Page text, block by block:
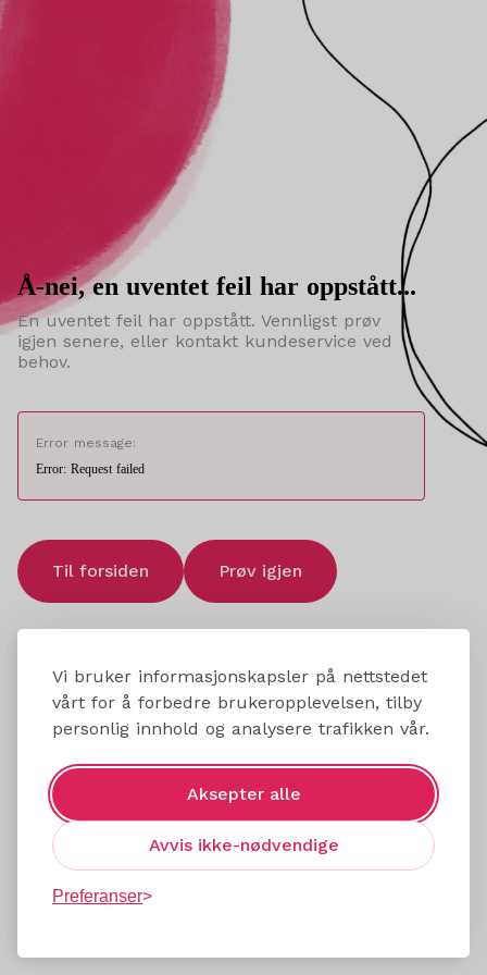
Vi bruker informasjonskapsler på nettstedet
vårt for å forbedre brukeropplevelsen, tilby
personlig innhold og analysere trafikken vår.
Aksepter alle
Avvis ikke-nødvendige
Preferanser
Å-nei, en uventet feil har oppstått...
En uventet feil har oppstått. Vennligst prøv
igjen senere, eller kontakt kundeservice ved
behov.
Error message:
Error: Request failed
Til forsiden Prøv igjen